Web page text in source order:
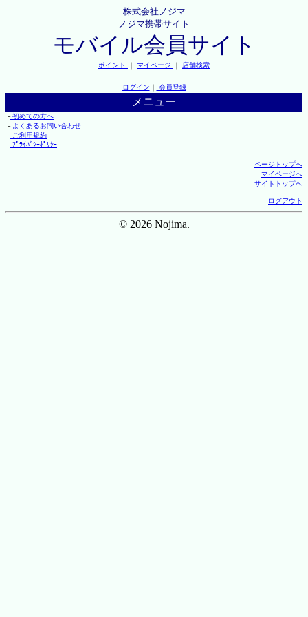
株式会社ノジマ
ノジマ携帯サイト
モバイル会員サイト
ポイント ｜ マイページ ｜ 店舗検索
ログイン ｜ 会員登録
メニュー
├初めての方へ
├ よくあるお問い合わせ
├ご利用規約
└ﾌﾟﾗｲﾊﾞｼｰﾎﾟﾘｼｰ
ページトップへ
マイページへ
サイトトップへ
ログアウト
© 2026 Nojima.